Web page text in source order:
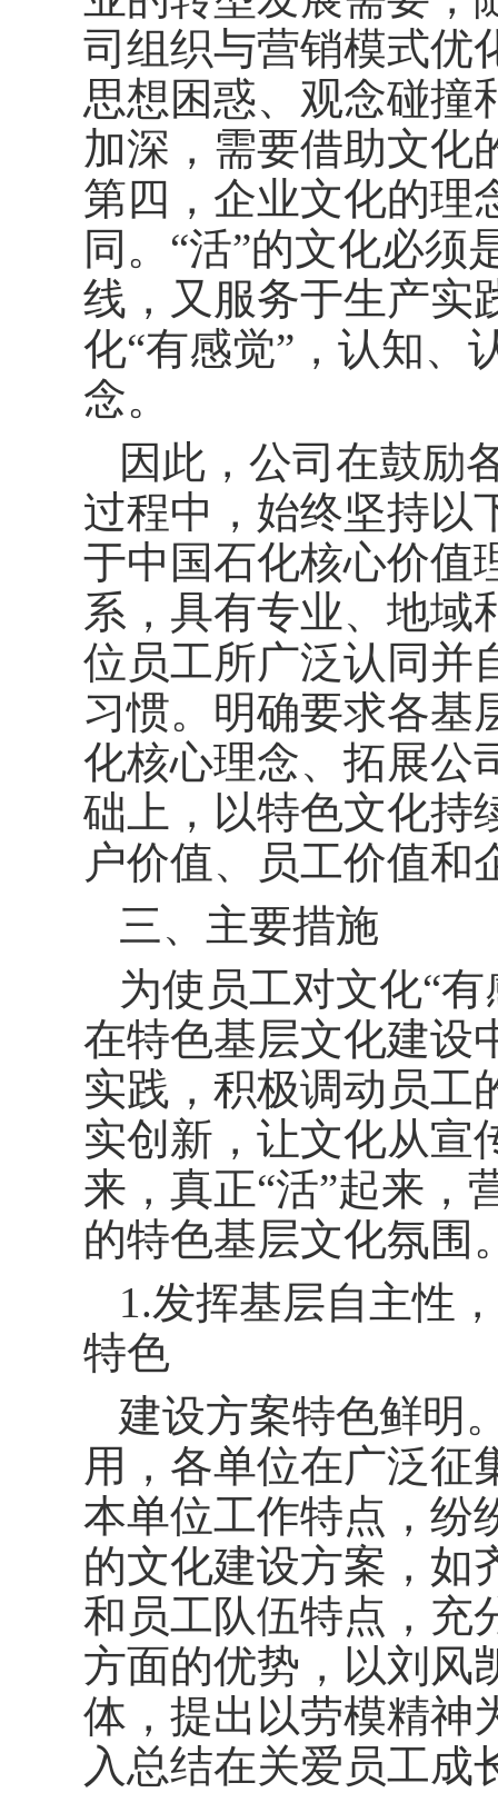
司组织与营销模式优
思想困惑、观念碰撞
加深，需要借助文化
第四，企业文化的理
同。“活”的文化必须
线，又服务于生产实
化“有感觉”，认知、
念。
因此，公司在鼓励
过程中，始终坚持以
于中国石化核心价值
系，具有专业、地域
位员工所广泛认同并
习惯。明确要求各基
化核心理念、拓展公
础上，以特色文化持
户价值、员工价值和
三、主要措施
为使员工对文化“
在特色基层文化建设
实践，积极调动员工
实创新，让文化从宣
来，真正“活”起来，
的特色基层文化氛围
1.发挥基层自主性
特色
建设方案特色鲜明
用，各单位在广泛征
本单位工作特点，纷
的文化建设方案，如
和员工队伍特点，充
方面的优势，以刘风
体，提出以劳模精神
入总结在关爱员工成